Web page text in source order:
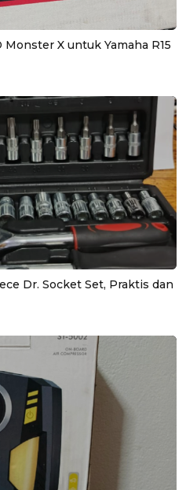
X untuk Yamaha R15
Dr. Socket Set, Praktis dan